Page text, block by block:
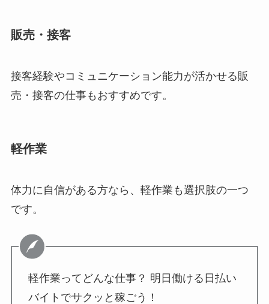
販売・接客
接客経験やコミュニケーション能力が活かせる販
売・接客の仕事もおすすめです。
軽作業
体力に自信がある方なら、軽作業も選択肢の一つ
です。
軽作業ってどんな仕事？ 明日働ける日払い
バイトでサクッと稼ごう！